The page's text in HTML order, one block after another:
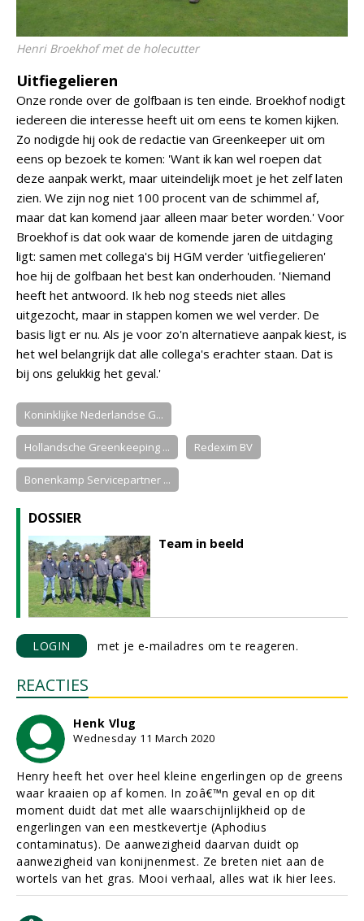
Henri Broekhof met de holecutter
Uitfiegelieren
Onze ronde over de golfbaan is ten einde. Broekhof nodigt
iedereen die interesse heeft uit om eens te komen kijken.
Zo nodigde hij ook de redactie van Greenkeeper uit om
eens op bezoek te komen: 'Want ik kan wel roepen dat
deze aanpak werkt, maar uiteindelijk moet je het zelf laten
zien. We zijn nog niet 100 procent van de schimmel af,
maar dat kan komend jaar alleen maar beter worden.' Voor
Broekhof is dat ook waar de komende jaren de uitdaging
ligt: samen met collega's bij HGM verder 'uitfiegelieren'
hoe hij de golfbaan het best kan onderhouden. 'Niemand
heeft het antwoord. Ik heb nog steeds niet alles
uitgezocht, maar in stappen komen we wel verder. De
basis ligt er nu. Als je voor zo'n alternatieve aanpak kiest, is
het wel belangrijk dat alle collega's erachter staan. Dat is
bij ons gelukkig het geval.'
Koninklijke Nederlandse G...
Hollandsche Greenkeeping ... Redexim BV
Bonenkamp Servicepartner ...
DOSSIER
Team in beeld
LOGIN met je e-mailadres om te reageren.
REACTIES
Henk Vlug
Wednesday 11 March 2020
Henry heeft het over heel kleine engerlingen op de greens
waar kraaien op af komen. In zoâ€™n geval en op dit
moment duidt dat met alle waarschijnlijkheid op de
engerlingen van een mestkevertje (Aphodius
contaminatus). De aanwezigheid daarvan duidt op
aanwezigheid van konijnenmest. Ze breten niet aan de
wortels van het gras. Mooi verhaal, alles wat ik hier lees.